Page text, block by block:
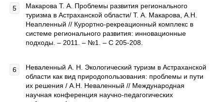
Макарова Т. А. Проблемы развития регионального
туризма в Астраханской области/ Т. А. Макарова, А.Н.
Неапленный // Курортно-рекреационный комплекс в
системе регионального развития: инновационные
подходы. – 2011. – №1. – С 205-208.
Неваленный А. Н. Экологический туризм в Астраханской
области как вид природопользования: проблемы и пути
их решения / А.Н. Неваленный // Международная
научная конференция научно-педагогических